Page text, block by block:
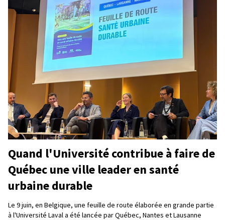
Quand l'Université contribue à faire de
Québec une ville leader en santé
urbaine durable
Le 9 juin, en Belgique, une feuille de route élaborée en grande partie
à l'Université Laval a été lancée par Québec, Nantes et Lausanne